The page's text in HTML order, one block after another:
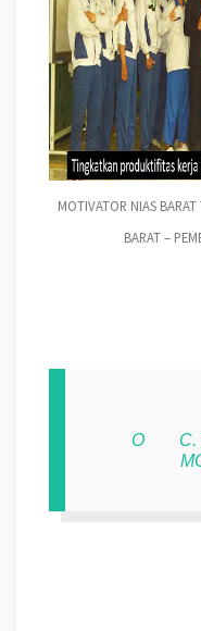
MOTIVATOR NIAS
BARAT –
O
C.